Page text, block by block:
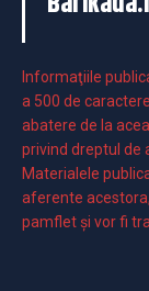
Informaţiile
a 500 de
abatere de la
privind dreptul de
Materialele
aferente
pamflet și vor fi